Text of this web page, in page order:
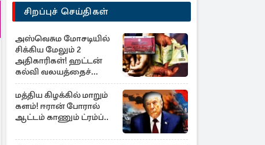
சிறப்புச் செய்திகள்
அஸ்வெசும மோசடியில்
சிக்கிய மேலும் 2
அதிகாரிகள்! ஹட்டன்
கல்வி வலயத்தைச்
சேர்ந்த 6 ஆசிரியர்கள்
குறித்து விசாரணை
மத்திய கிழக்கில் மாறும்
களம்! ஈரான் போரால்
ஆட்டம் காணும் ட்ரம்ப்..